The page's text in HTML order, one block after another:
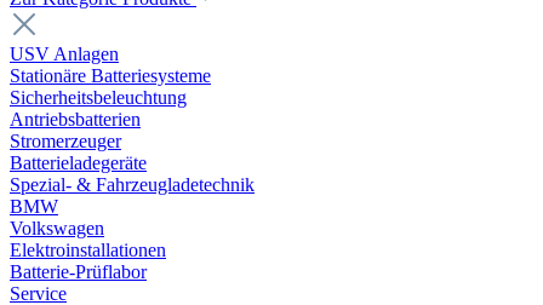
USV Anlagen
Stationäre Batteriesysteme
Sicherheitsbeleuchtung
Antriebsbatterien
Stromerzeuger
Batterieladegeräte
Spezial- & Fahrzeugladetechnik
BMW
Volkswagen
Elektroinstallationen
Batterie-Prüflabor
Service